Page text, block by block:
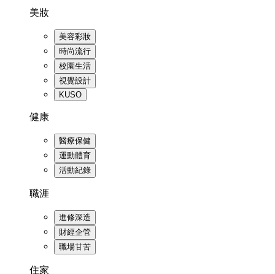
美妝
美容彩妝
時尚流行
校園生活
視覺設計
KUSO
健康
醫療保健
運動體育
活動紀錄
職涯
進修深造
財經企管
職場甘苦
住家